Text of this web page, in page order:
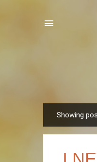
o
Showing